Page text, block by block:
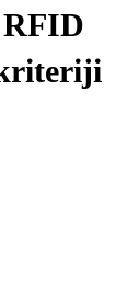
RFID